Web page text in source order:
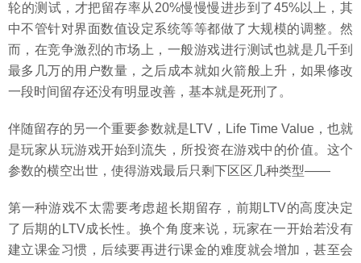
轮的测试，才把留存率从20%慢慢慢进步到了45%以上，其
中不管针对界面数值设定系统等等都做了大规模的调整。然
而，在竞争激烈的市场上，一般游戏进行测试也就是几千到
最多几万的用户数量，之后成本就如火箭般上升，如果修改
一段时间留存还没有明显改善，基本就是死刑了。
伴随留存的另一个重要参数就是LTV，Life Time Value，也就
是玩家从玩游戏开始到流失，所投资在游戏中的价值。这个
参数的横空出世，使得游戏最后只剩下区区几种类型——
第一种游戏不太需要考虑超长期留存，前期LTV的高度决定
了后期的LTV成长性。换个角度来说，玩家在一开始若没有
建立课金习惯，后续要再进行课金的难度就会增加，甚至会